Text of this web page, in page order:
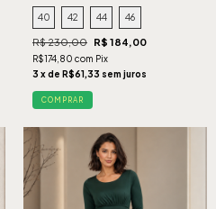
40 42 44 46
R$ 230,00 R$ 184,00
R$174,80 com Pix
3 x de R$61,33 sem juros
COMPRAR